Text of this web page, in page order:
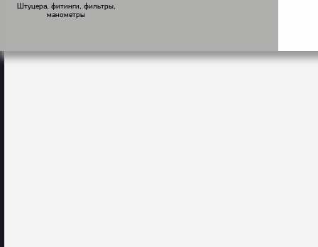
Штуцера, фитинги, фильтры,
манометры